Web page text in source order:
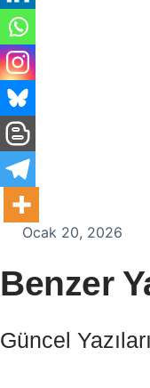
Ocak 20, 2026
Benzer
Güncel